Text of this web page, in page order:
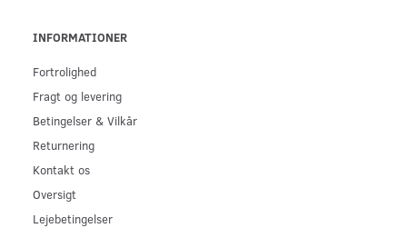
INFORMATIONER
Fortrolighed
Fragt og levering
Betingelser & Vilkår
Returnering
Kontakt os
Oversigt
Lejebetingelser